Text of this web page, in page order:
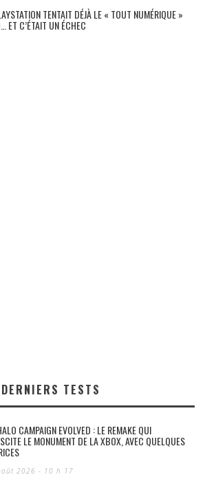
TENTAIT DÉJÀ LE « TOUT NUMÉRIQUE »
ET C’ÉTAIT UN ÉCHEC
DERNIERS TESTS
CAMPAIGN EVOLVED : LE REMAKE QUI
LE MONUMENT DE LA XBOX, AVEC QUELQUES
2026 - 10 h 17